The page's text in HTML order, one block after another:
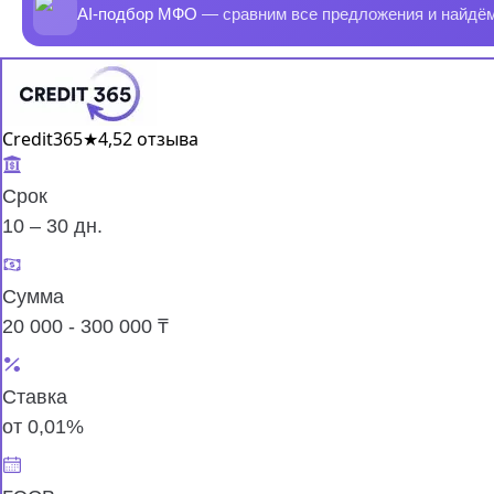
AI-подбор МФО — сравним все предложения и
Credit365★4,52 отзыва
Срок
10 – 30 дн.
Сумма
20 000 - 300 000 ₸
Ставка
от 0,01%